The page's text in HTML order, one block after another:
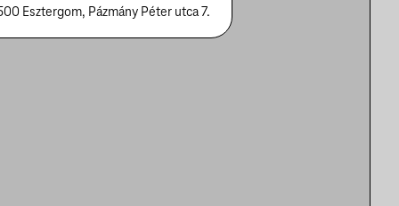
Esztergom, Pázmány Péter utca 7.